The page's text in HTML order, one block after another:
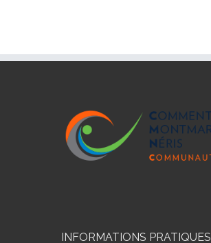
INFORMATIONS PRATIQUES